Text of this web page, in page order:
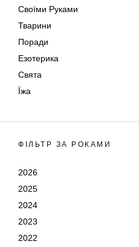
Своїми Руками
Тварини
Поради
Езотерика
Свята
Їжа
ФІЛЬТР ЗА РОКАМИ
2026
2025
2024
2023
2022